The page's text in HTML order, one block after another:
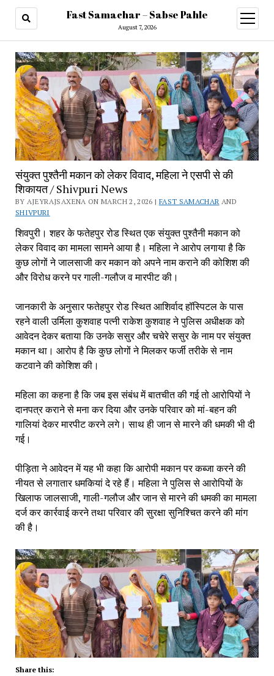
Fast Samachar – Sabse Pahle
August 7, 2026
open
menu
संयुक्त पुश्तैनी मकान को लेकर विवाद, महिला ने एसपी से की
शिकायत / Shivpuri News
BY AJEYRAJSAXENA ON MARCH 2, 2026 | FAST SAMACHAR AND
SHIVPURI
शिवपुरी। शहर के फतेहपुर रोड स्थित एक संयुक्त पुश्तैनी मकान को
लेकर विवाद का मामला सामने आया है। महिला ने आरोप लगाया है कि
कुछ लोगों ने जालसाजी कर मकान को अपने नाम कराने की कोशिश की
और विरोध करने पर गाली-गलौज व मारपीट की।
जानकारी के अनुसार फतेहपुर रोड स्थित आशिर्वाद हॉस्पिटल के पास
रहने वाली उर्मिला कुशवाह पत्नी राकेश कुशवाह ने पुलिस अधीक्षक को
आवेदन देकर बताया कि उनके ससुर और चचेरे ससुर के नाम पर संयुक्त
मकान था। आरोप है कि कुछ लोगों ने मिलकर फर्जी तरीके से नाम
कटवाने की कोशिश की।
महिला का कहना है कि जब इस संबंध में बातचीत की गई तो आरोपियों ने
दानपत्र कराने से मना कर दिया और उनके परिवार को मां-बहन की
गालियां देकर मारपीट करने लगे। साथ ही जान से मारने की धमकी भी दी
गई।
पीड़िता ने आवेदन में यह भी कहा कि आरोपी मकान पर कब्जा करने की
नीयत से लगातार धमकियां दे रहे हैं। महिला ने पुलिस से आरोपियों के
खिलाफ जालसाजी, गाली-गलौज और जान से मारने की धमकी का मामला
दर्ज कर कार्रवाई करने तथा परिवार की सुरक्षा सुनिश्चित करने की मांग
की है।
Share this: